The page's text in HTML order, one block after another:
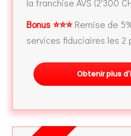
la franchise AVS (2'300
Bonus ⭐⭐⭐Remise de
services fiduciaires les 2
Obtenir plus